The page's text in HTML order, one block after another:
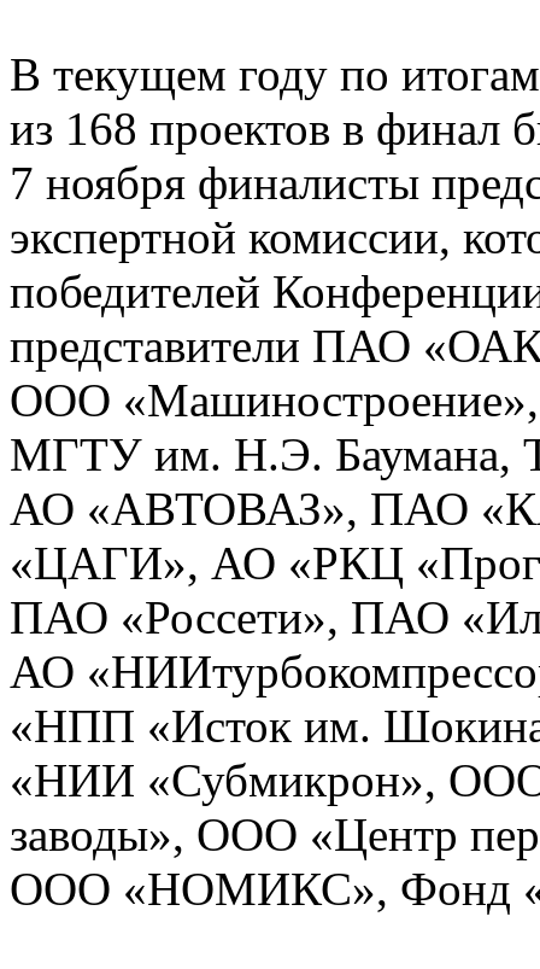
В текущем году по
из 168 проектов в финал
7 ноября финалисты
экспертной комиссии,
победителей
представители ПАО
ООО
МГТУ им. Н.Э. Баумана,
АО «АВТОВАЗ», ПАО
«ЦАГИ», АО «РКЦ
ПАО «Россети», ПАО
АО
«НПП «Исток им.
«НИИ «Субмикрон», ООО
заводы», ООО «Центр
ООО «НОМИКС», Фонд